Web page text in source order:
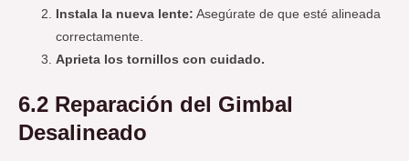
Instala la nueva lente: Asegúrate de que esté alineada
correctamente.
Aprieta los tornillos con cuidado.
6.2 Reparación del Gimbal
Desalineado